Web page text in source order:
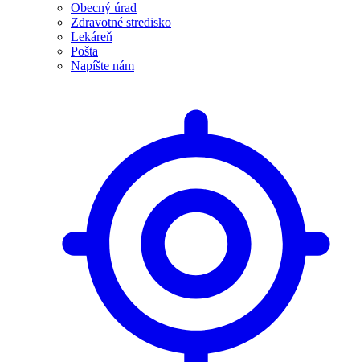
Obecný úrad
Zdravotné stredisko
Lekáreň
Pošta
Napíšte nám